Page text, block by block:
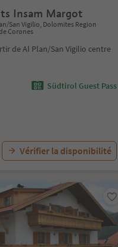
Insam Margot
San Vigilio, Dolomites Region
Corones
de Al Plan/San Vigilio centre
Südtirol Guest Pass
Vérifier la disponibilité